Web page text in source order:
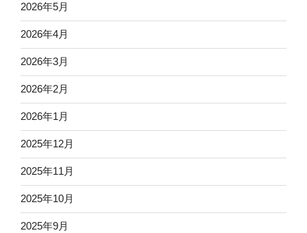
2026年5月
2026年4月
2026年3月
2026年2月
2026年1月
2025年12月
2025年11月
2025年10月
2025年9月